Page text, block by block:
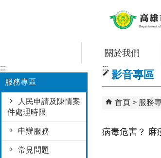
關於我們
:::
服務專區
人民申請及陳情案
件處理時限
申辦服務
常見問題
:::
影音專區
首頁 服務
病毒危害？ 麻